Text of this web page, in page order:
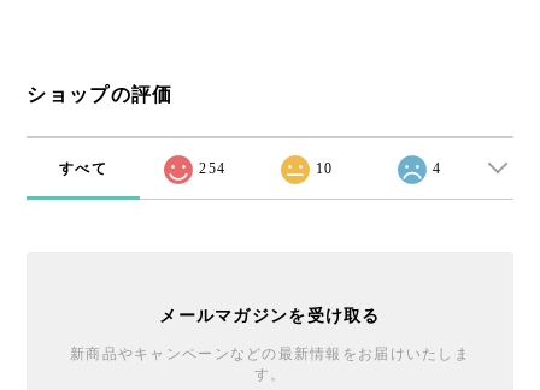
ショップの評価
すべて 254 10 4
メールマガジンを受け取る
新商品やキャンペーンなどの最新情報をお届けいたしま
す。